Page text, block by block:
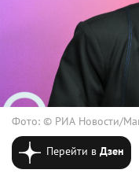
Фото: © РИА Новости/
Перейти вДзен